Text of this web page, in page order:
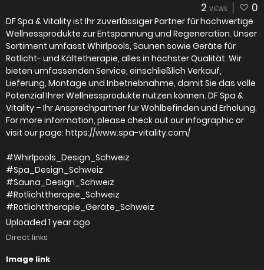
2 VIEWS 0
DF Spa & Vitality ist Ihr zuverlässiger Partner für hochwertige
Wellnessprodukte zur Entspannung und Regeneration. Unser
Sortiment umfasst Whirlpools, Saunen sowie Geräte für
Rotlicht- und Kältetherapie, alles in höchster Qualität. Wir
bieten umfassenden Service, einschließlich Verkauf,
Lieferung, Montage und Inbetriebnahme, damit Sie das volle
Potenzial Ihrer Wellnessprodukte nutzen können. DF Spa &
Vitality – Ihr Ansprechpartner für Wohlbefinden und Erholung.
For more information, please check out our infographic or
visit our page: https://www.spa-vitality.com/
#Whirlpools_Design_Schweiz
#Spa_Design_Schweiz
#Sauna_Design_Schweiz
#Rotlichttherapie_Schweiz
#Rotlichttherapie_Geräte_Schweiz
Uploaded 1 year ago
Direct links
Image link